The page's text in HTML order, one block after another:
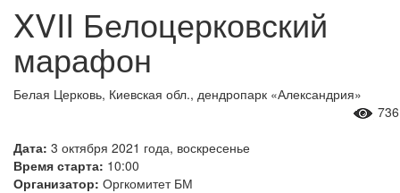
XVII Белоцерковский
марафон
Белая Церковь, Киевская обл., дендропарк «Александрия»
Дата: 3 октября 2021 года, воскресенье
Время старта: 10:00
Организатор: Оргкомитет БМ